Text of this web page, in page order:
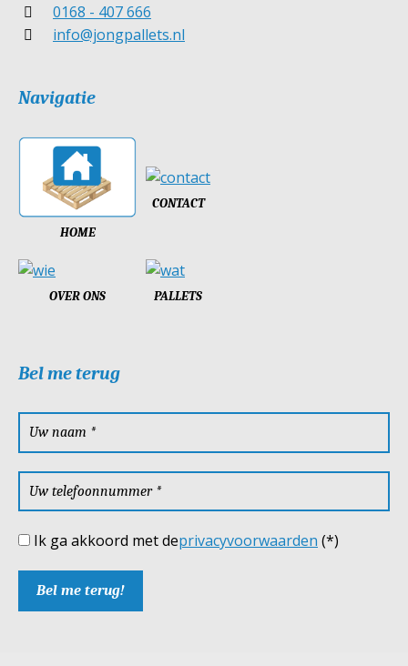
0168 - 407 666
info@jongpallets.nl
Navigatie
HOME
CONTACT
OVER ONS PALLETS
Bel me terug
Ik ga akkoord met deprivacyvoorwaarden (*)